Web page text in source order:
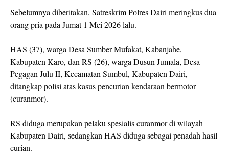
Sebelumnya diberitakan, Satreskrim Polres Dairi meringkus dua
orang pria pada Jumat 1 Mei 2026 lalu.
HAS (37), warga Desa Sumber Mufakat, Kabanjahe,
Kabupaten Karo, dan RS (26), warga Dusun Jumala, Desa
Pegagan Julu II, Kecamatan Sumbul, Kabupaten Dairi,
ditangkap polisi atas kasus pencurian kendaraan bermotor
(curanmor).
RS diduga merupakan pelaku spesialis curanmor di wilayah
Kabupaten Dairi, sedangkan HAS diduga sebagai penadah hasil
curian.